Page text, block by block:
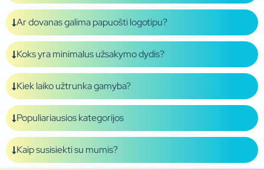
Ar dovanas galima papuošti logotipu?
Koks yra minimalus užsakymo dydis?
Kiek laiko užtrunka gamyba?
Populiariausios kategorijos
Kaip susisiekti su mumis?